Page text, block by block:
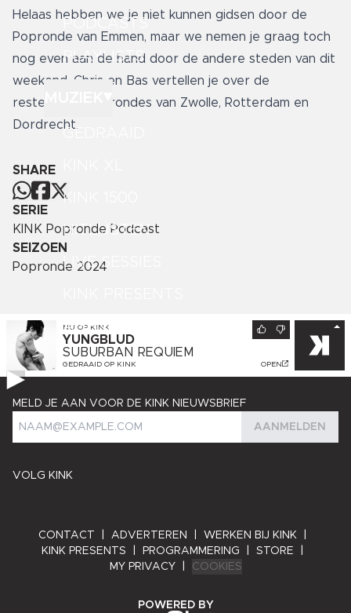
PODCASTS
PLAYLISTS
GEDRAAID
KINK 1500
HITLIJSTEN
LIVE SESSIES
AGENDA
Helaas hebben we je niet kunnen gidsen door de
Popronde van Emmen, maar we nemen je graag toch
nog even aan de hand door de andere steden van dit
weekend. Chris en Bas vertellen je over de
resterende Poprondes van Zwolle, Rotterdam en
Dordrecht.
SHARE
SERIE
KINK Popronde Podcast
SEIZOEN
Popronde 2024
NU OP KINK
YUNGBLUD
SUBURBAN REQUIEM
GEDRAAID OP KINK OPEN
VOLG KINK
MELD JE AAN VOOR DE KINK NIEUWSBRIEF
AANMELDEN
CONTACT ADVERTEREN WERKEN BIJ KINK
KINK PRESENTS
PROGRAMMERING STORE
MY PRIVACY
COOKIES
POWERED BYANGRY BYTES